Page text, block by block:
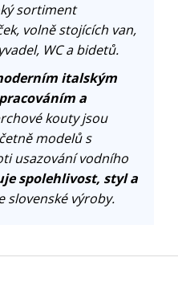
sortiment
volně stojících van,
WC a bidetů.
italským
a
kouty jsou
modelů s
usazování vodního
spolehlivost, styl a
výroby.